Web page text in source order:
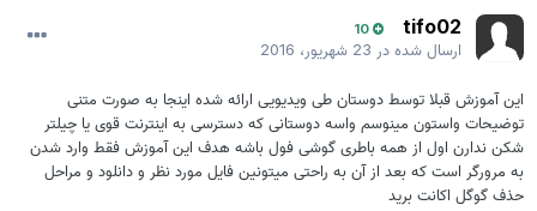
tifo02
10
ارسال شده در23 شهریور، 2016
اين آموزش قبلا توسط دوستان طى ويديويى ارائه شده اينجا به صورت متنى
توضيحات واستون مينوسم واسه دوستانى كه دسترسى به اينترنت قوى يا چيلتر
شكن ندارن اول از همه باطرى گوشى فول باشه هدف اين آموزش فقط وارد شدن
به مرورگر است كه بعد از آن به راحتى ميتونين فايل مورد نظر و دانلود و مراحل
حذف گوگل اكانت بريد